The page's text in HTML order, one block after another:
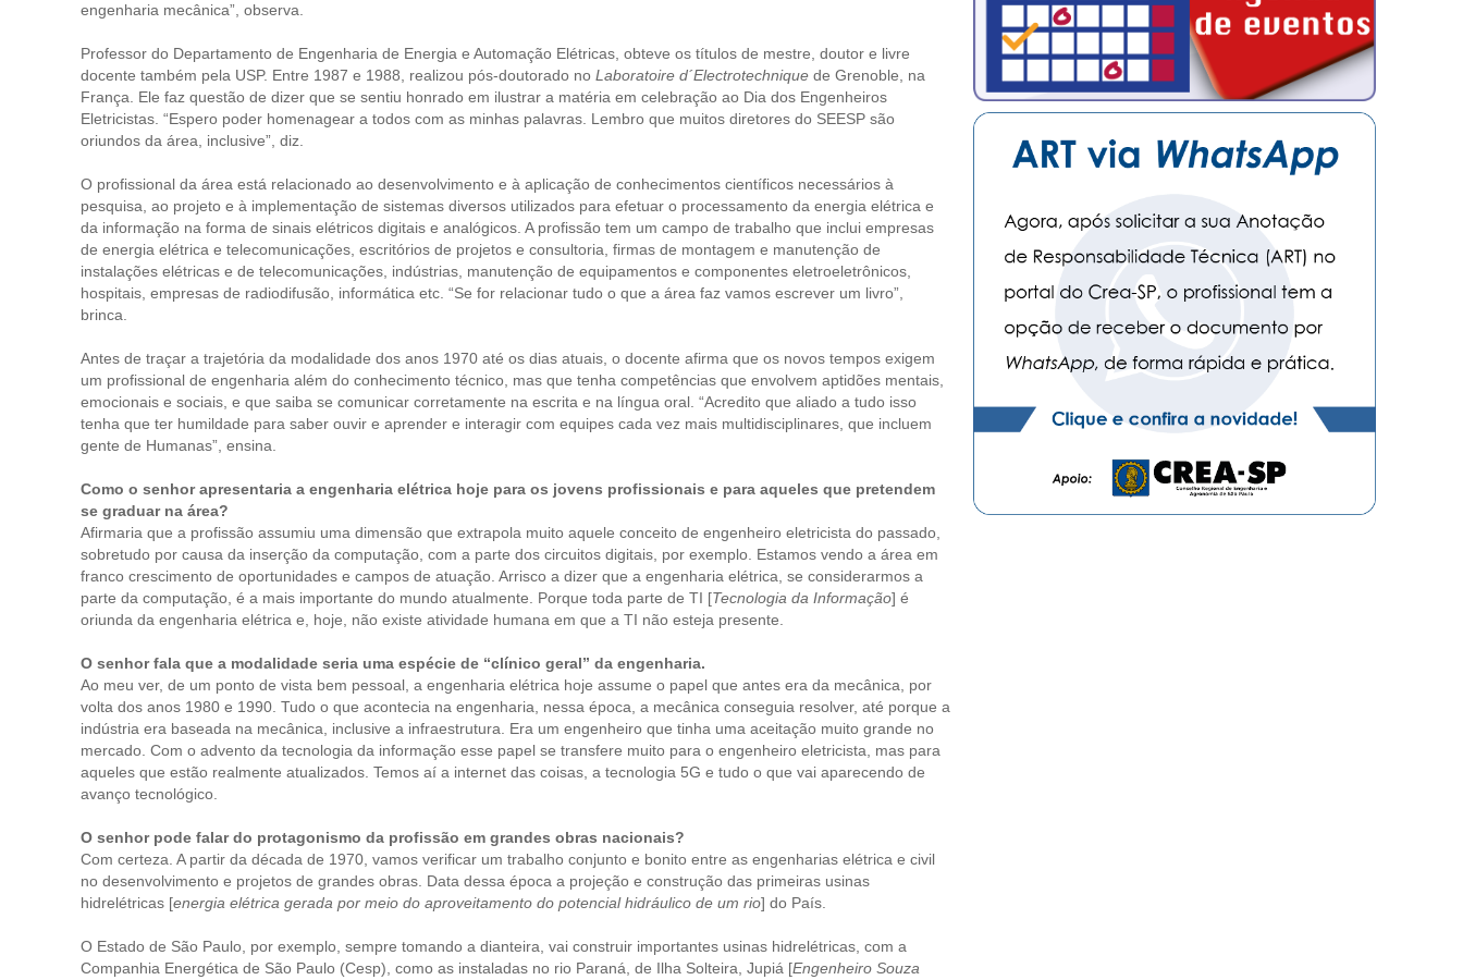
engenharia mecânica”, observa.
Professor do Departamento de Engenharia de Energia e Automação Elétricas, obteve os títulos de mestre, doutor e livre
docente também pela USP. Entre 1987 e 1988, realizou pós-doutorado no Laboratoire d´Electrotechnique de Grenoble, na
França. Ele faz questão de dizer que se sentiu honrado em ilustrar a matéria em celebração ao Dia dos Engenheiros
Eletricistas. “Espero poder homenagear a todos com as minhas palavras. Lembro que muitos diretores do SEESP são
oriundos da área, inclusive”, diz.
O profissional da área está relacionado ao desenvolvimento e à aplicação de conhecimentos científicos necessários à
pesquisa, ao projeto e à implementação de sistemas diversos utilizados para efetuar o processamento da energia elétrica e
da informação na forma de sinais elétricos digitais e analógicos. A profissão tem um campo de trabalho que inclui empresas
de energia elétrica e telecomunicações, escritórios de projetos e consultoria, firmas de montagem e manutenção de
instalações elétricas e de telecomunicações, indústrias, manutenção de equipamentos e componentes eletroeletrônicos,
hospitais, empresas de radiodifusão, informática etc. “Se for relacionar tudo o que a área faz vamos escrever um livro”,
brinca.
Antes de traçar a trajetória da modalidade dos anos 1970 até os dias atuais, o docente afirma que os novos tempos exigem
um profissional de engenharia além do conhecimento técnico, mas que tenha competências que envolvem aptidões mentais,
emocionais e sociais, e que saiba se comunicar corretamente na escrita e na língua oral. “Acredito que aliado a tudo isso
tenha que ter humildade para saber ouvir e aprender e interagir com equipes cada vez mais multidisciplinares, que incluem
gente de Humanas”, ensina.
Como o senhor apresentaria a engenharia elétrica hoje para os jovens profissionais e para aqueles que pretendem
se graduar na área?
Afirmaria que a profissão assumiu uma dimensão que extrapola muito aquele conceito de engenheiro eletricista do passado,
sobretudo por causa da inserção da computação, com a parte dos circuitos digitais, por exemplo. Estamos vendo a área em
franco crescimento de oportunidades e campos de atuação. Arrisco a dizer que a engenharia elétrica, se considerarmos a
parte da computação, é a mais importante do mundo atualmente. Porque toda parte de TI [Tecnologia da Informação] é
oriunda da engenharia elétrica e, hoje, não existe atividade humana em que a TI não esteja presente.
O senhor fala que a modalidade seria uma espécie de “clínico geral” da engenharia.
Ao meu ver, de um ponto de vista bem pessoal, a engenharia elétrica hoje assume o papel que antes era da mecânica, por
volta dos anos 1980 e 1990. Tudo o que acontecia na engenharia, nessa época, a mecânica conseguia resolver, até porque a
indústria era baseada na mecânica, inclusive a infraestrutura. Era um engenheiro que tinha uma aceitação muito grande no
mercado. Com o advento da tecnologia da informação esse papel se transfere muito para o engenheiro eletricista, mas para
aqueles que estão realmente atualizados. Temos aí a internet das coisas, a tecnologia 5G e tudo o que vai aparecendo de
avanço tecnológico.
O senhor pode falar do protagonismo da profissão em grandes obras nacionais?
Com certeza. A partir da década de 1970, vamos verificar um trabalho conjunto e bonito entre as engenharias elétrica e civil
no desenvolvimento e projetos de grandes obras. Data dessa época a projeção e construção das primeiras usinas
hidrelétricas [energia elétrica gerada por meio do aproveitamento do potencial hidráulico de um rio] do País.
O Estado de São Paulo, por exemplo, sempre tomando a dianteira, vai construir importantes usinas hidrelétricas, com a
Companhia Energética de São Paulo (Cesp), como as instaladas no rio Paraná, de Ilha Solteira, Jupiá [Engenheiro Souza